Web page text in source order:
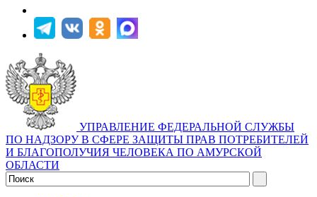
УПРАВЛЕНИЕ ФЕДЕРАЛЬНОЙ СЛУЖБЫ
ПО НАДЗОРУ В СФЕРЕ ЗАЩИТЫ ПРАВ ПОТРЕБИТЕЛЕЙ
И БЛАГОПОЛУЧИЯ ЧЕЛОВЕКА ПО АМУРСКОЙ
ОБЛАСТИ